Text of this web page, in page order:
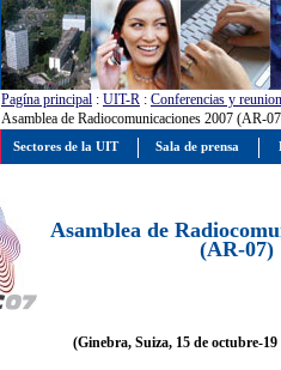
Pagína principal : UIT-R : Conferencias y
Asamblea de Radiocomunicaciones 2007 (AR-
Asamblea de
(AR-07)
(Ginebra, Suiza, 15 de octubre-19
Sectores de la UIT Sala de prensa